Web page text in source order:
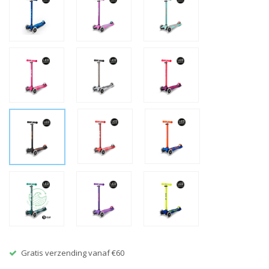
Gratis verzending vanaf €60